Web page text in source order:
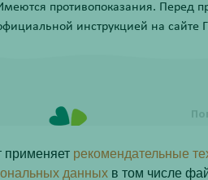
противопоказания. Перед
инструкцией на сайте
применяет рекомендательные
данных в том числе